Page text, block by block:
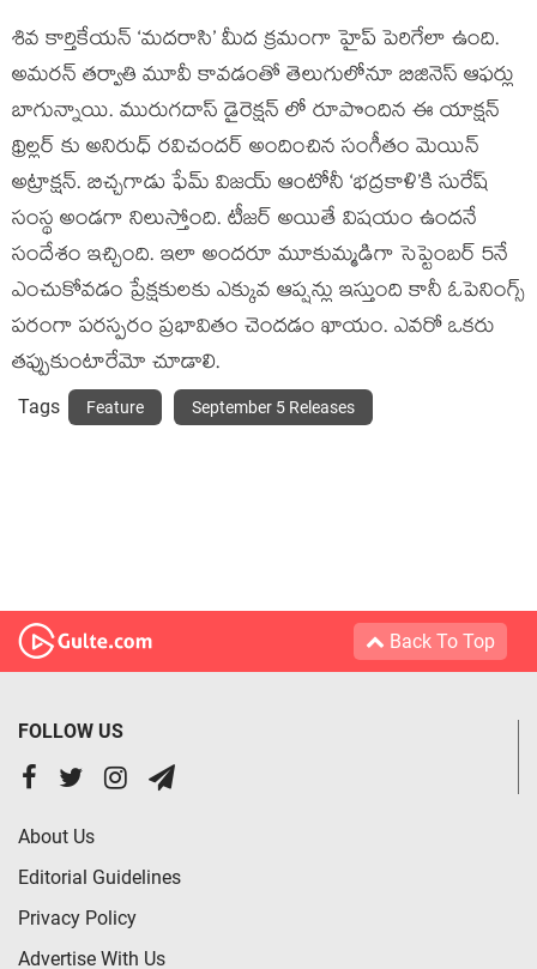
శివ కార్తికేయన్ ‘మదరాసి’ మీద క్రమంగా హైప్ పెరిగేలా ఉంది.
అమరన్ తర్వాతి మూవీ కావడంతో తెలుగులోనూ బిజినెస్ ఆఫర్లు
బాగున్నాయి. మురుగదాస్ డైరెక్షన్ లో రూపొందిన ఈ యాక్షన్
థ్రిల్లర్ కు అనిరుధ్ రవిచందర్ అందించిన సంగీతం మెయిన్
అట్రాక్షన్. బిచ్చగాడు ఫేమ్ విజయ్ ఆంటోనీ ‘భద్రకాళి’కి సురేష్
సంస్థ అండగా నిలుస్తోంది. టీజర్ అయితే విషయం ఉందనే
సందేశం ఇచ్చింది. ఇలా అందరూ మూకుమ్మడిగా సెప్టెంబర్ 5నే
ఎంచుకోవడం ప్రేక్షకులకు ఎక్కువ ఆప్షన్లు ఇస్తుంది కానీ ఓపెనింగ్స్
పరంగా పరస్పరం ప్రభావితం చెందడం ఖాయం. ఎవరో ఒకరు
తప్పుకుంటారేమో చూడాలి.
Tags Feature September 5 Releases
Back To Top
FOLLOW US
About Us
Editorial Guidelines
Privacy Policy
Advertise With Us